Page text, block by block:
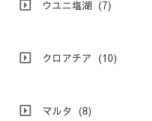
ウユニ塩湖 (7)
クロアチア (10)
マルタ (8)